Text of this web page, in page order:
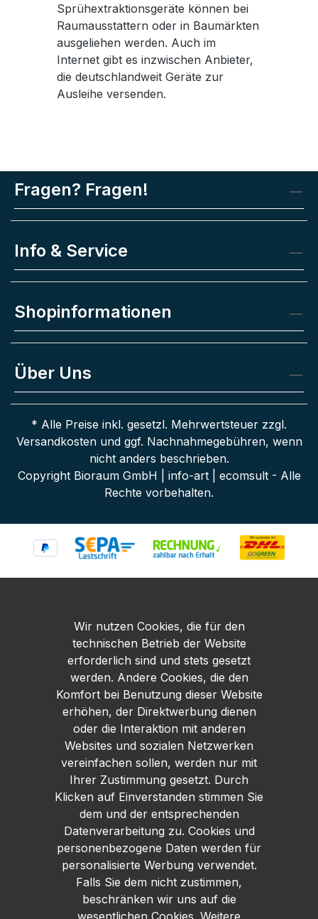
Sprühextraktionsgeräte können bei
Raumausstattern oder in Baumärkten
ausgeliehen werden. Auch im
Internet gibt es inzwischen Anbieter,
die deutschlandweit Geräte zur
Ausleihe versenden.
Fragen? Fragen!
Info & Service
Shopinformationen
Über Uns
* Alle Preise inkl. gesetzl. Mehrwertsteuer zzgl.
Versandkostenund ggf. Nachnahmegebühren, wenn
nicht anders beschrieben.
Copyright Bioraum GmbH | info-art | ecomsult - Alle
Rechte vorbehalten.
Wir nutzen Cookies, die für den
technischen Betrieb der Website
erforderlich sind und stets gesetzt
werden. Andere Cookies, die den
Komfort bei Benutzung dieser Website
erhöhen, der Direktwerbung dienen
oder die Interaktion mit anderen
Websites und sozialen Netzwerken
vereinfachen sollen, werden nur mit
Ihrer Zustimmung gesetzt. Durch
Klicken auf Einverstanden stimmen Sie
dem und der entsprechenden
Datenverarbeitung zu. Cookies und
personenbezogene Daten werden für
personalisierte Werbung verwendet.
Falls Sie dem nicht zustimmen,
beschränken wir uns auf die
wesentlichen Cookies. Weitere